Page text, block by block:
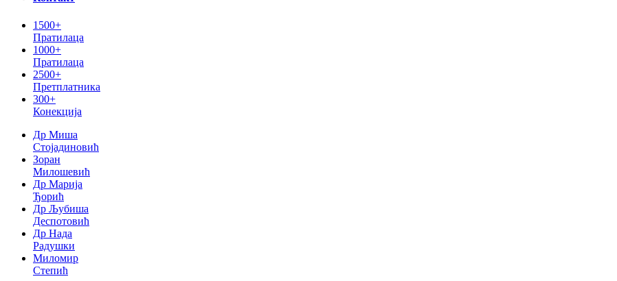
1500+
Пратилаца
1000+
Пратилаца
2500+
Претплатника
300+
Конекција
Др Миша
Стојадиновић
Зоран
Милошевић
Др Марија
Ђорић
Др Љубиша
Деспотовић
Др Нада
Радушки
Миломир
Степић